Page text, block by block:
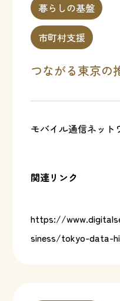
暮らしの基盤
市町村支援
つながる東京の
モバイル通信ネット
関連リンク
https://
siness/tokyo-data-